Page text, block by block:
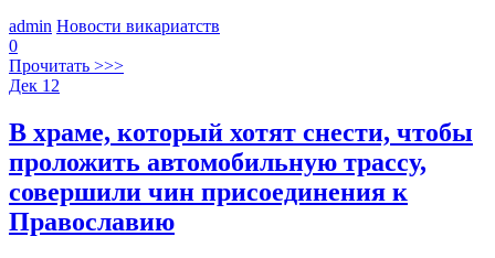
admin Новости викариатств
0
Прочитать >>>
Дек 12
В храме, который хотят снести, чтобы
проложить автомобильную трассу,
совершили чин присоединения к
Православию